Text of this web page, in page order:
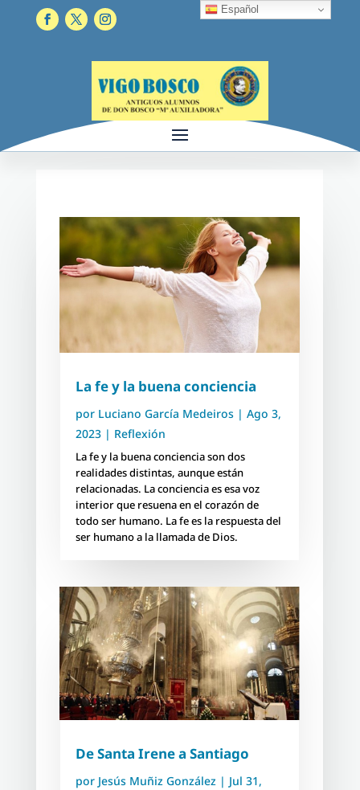
La fe y la buena conciencia
por Luciano García Medeiros| Ago 3,
2023| Reflexión
La fe y la buena conciencia son dos
realidades distintas, aunque están
relacionadas. La conciencia es esa voz
interior que resuena en el corazón de
todo ser humano. La fe es la respuesta del
ser humano a la llamada de Dios.
De Santa Irene a Santiago
por Jesús Muñiz González| Jul 31,
Español